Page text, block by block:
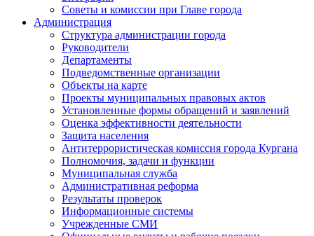
Советы и комиссии при Главе города
Администрация
Структура администрации города
Руководители
Департаменты
Подведомственные организации
Объекты на карте
Проекты муниципальных правовых актов
Установленные формы обращений и заявлений
Оценка эффективности деятельности
Защита населения
Антитеррористическая комиссия города Кургана
Полномочия, задачи и функции
Муниципальная служба
Административная реформа
Результаты проверок
Информационные системы
Учрежденные СМИ